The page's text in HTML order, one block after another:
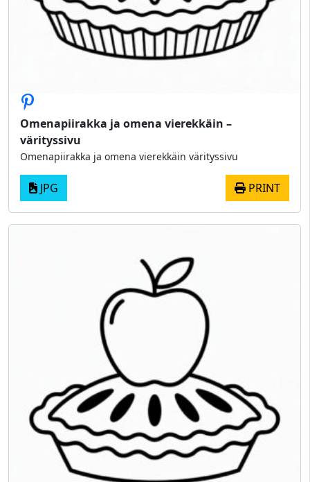
Omenapiirakka ja omena vierekkäin –
värityssivu
Omenapiirakka ja omena vierekkäin värityssivu
JPG PRINT